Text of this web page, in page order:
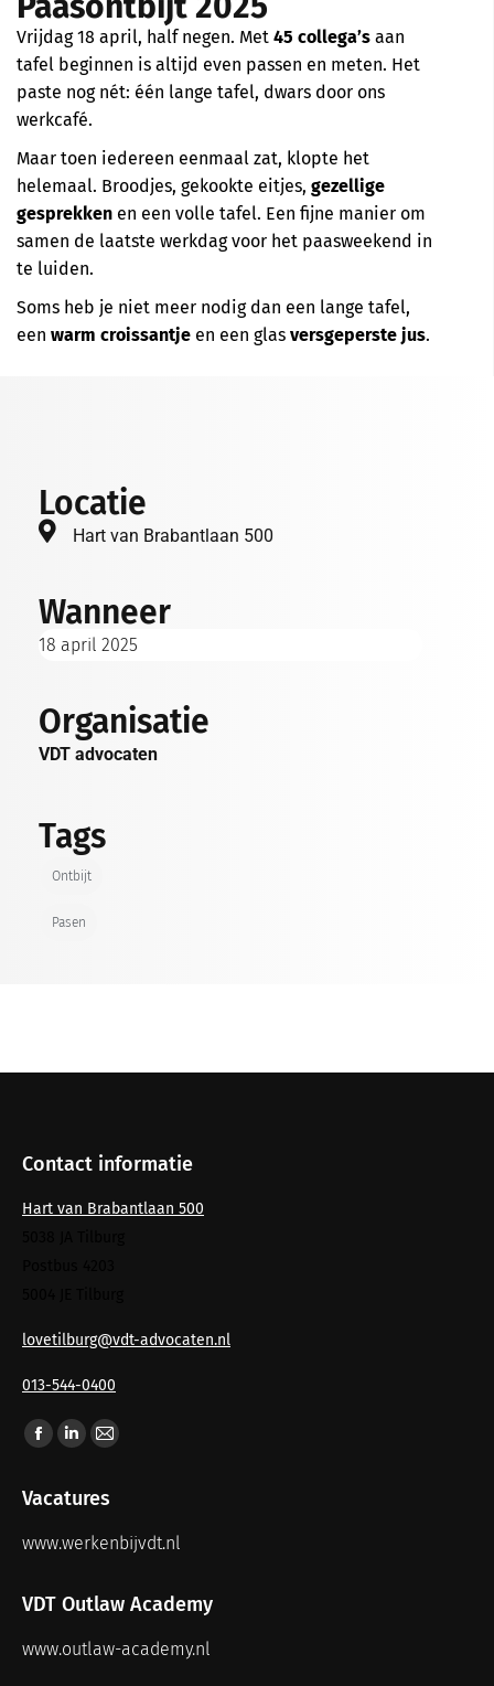
Vrijdag 18 april, half negen. Met 45 collega’s aan
tafel beginnen is altijd even passen en meten. Het
paste nog nét: één lange tafel, dwars door ons
werkcafé.
Maar toen iedereen eenmaal zat, klopte het
helemaal. Broodjes, gekookte eitjes, gezellige
gesprekken en een volle tafel. Een fijne manier om
samen de laatste werkdag voor het paasweekend in
te luiden.
Soms heb je niet meer nodig dan een lange tafel,
een warm croissantje en een glas versgeperste jus.
Locatie
Hart van Brabantlaan 500
Wanneer
18 april 2025
Organisatie
VDT advocaten
Tags
Ontbijt
Pasen
Contact informatie
Hart van Brabantlaan 500
lovetilburg@vdt-advocaten.nl
013-544-0400
Vind ons op:
Vacatures
www.werkenbijvdt.nl
VDT Outlaw Academy
www.outlaw-academy.nl